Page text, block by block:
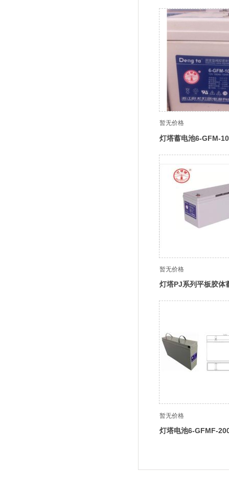
暂无价格
灯塔蓄电池6-GFM-
暂无价格
灯塔PJ系列平板胶体
暂无价格
灯塔电池6-GFMF-